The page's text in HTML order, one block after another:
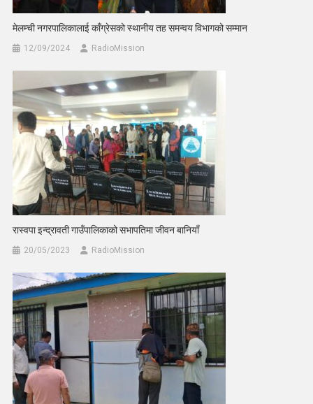
मेलम्ची नगरपालिकालाई काँग्रेसको स्थानीय तह समन्वय विभागको सम्मान
12/09/2024 RadioMission
रास्वपा इन्द्रावती गाउँपालिकाको सभापतिमा जीवन बानियाँ
20/05/2023 RadioMission